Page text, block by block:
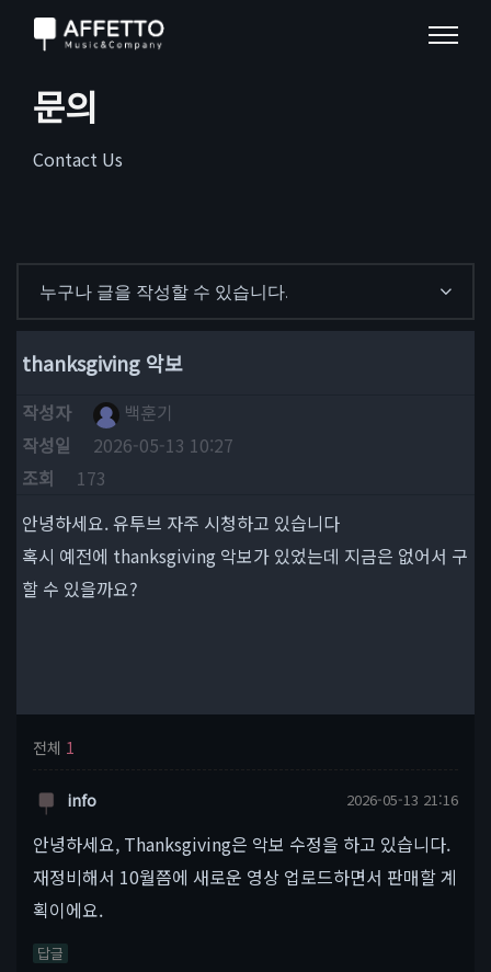
문의
Contact Us
누구나 글을 작성할 수 있습니다.
thanksgiving 악보
작성자
백훈기
작성일
2026-05-13 10:27
조회
173
안녕하세요. 유투브 자주 시청하고 있습니다
혹시 예전에 thanksgiving 악보가 있었는데 지금은 없어서 구
할 수 있을까요?
전체 1
info 2026-05-13 21:16
안녕하세요, Thanksgiving은 악보 수정을 하고 있습니다.
재정비해서 10월쯤에 새로운 영상 업로드하면서 판매할 계
획이에요.
답글